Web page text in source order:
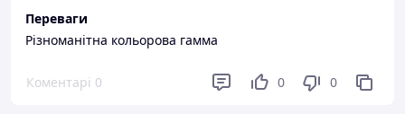
Переваги
Різноманітна кольорова гамма
Коментарі 0 0 0